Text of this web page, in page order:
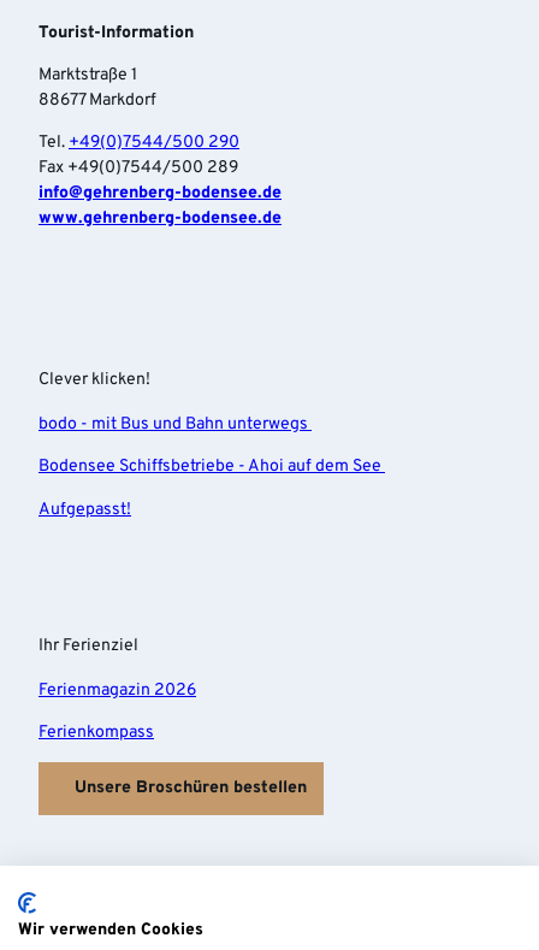
Tourist-Information
Marktstraße 1
88677 Markdorf
Tel. +49(0)7544/500 290
Fax +49(0)7544/500 289
info‎@gehrenberg-bodensee.de
www.gehrenberg-bodensee.de
Clever klicken!
bodo - mit Bus und Bahn unterwegs
Bodensee Schiffsbetriebe - Ahoi auf dem See
Aufgepasst!
Ihr Ferienziel
Ferienmagazin 2026
Ferienkompass
Unsere Broschüren bestellen
Wir verwenden Cookies